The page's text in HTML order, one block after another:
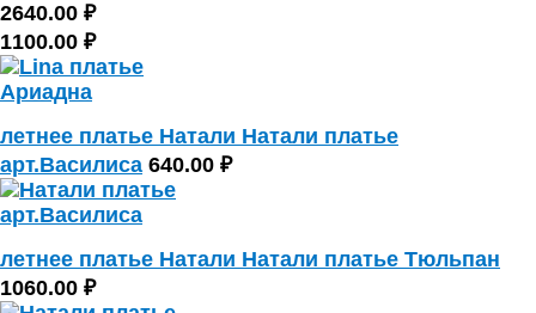
2640.00 ₽
1100.00 ₽
летнее платье Натали Натали платье
арт.Василиса 640.00 ₽
летнее платье Натали Натали платье Тюльпан
1060.00 ₽